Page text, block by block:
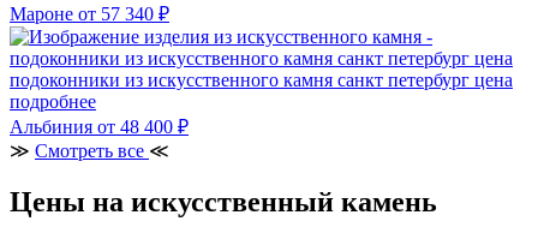
Мароне от 57 340 ₽
подоконники из искусственного камня санкт петербург цена
подробнее
Альбиния от 48 400 ₽
≫ Смотреть все ≪
Цены на искусственный камень